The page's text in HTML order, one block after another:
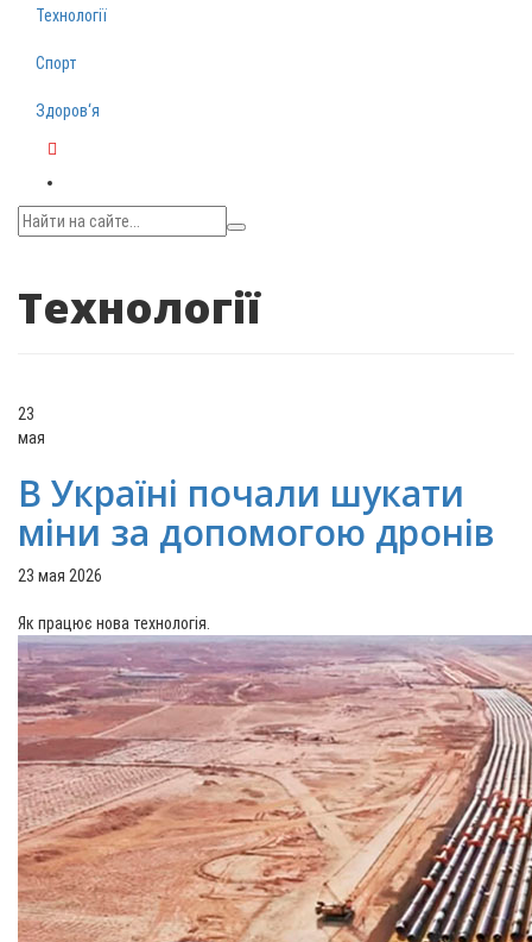
Технології
Спорт
Здоров‘я
Технології
23
мая
В Україні почали шукати
міни за допомогою дронів
23 мая 2026
Як працює нова технологія.